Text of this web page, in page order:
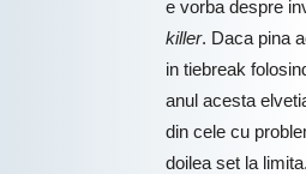
e vorba despre
killer. Daca pina
in tiebreak
anul acesta
din cele cu
doilea set la